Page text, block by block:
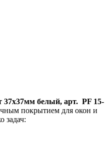
37х37мм белый, арт. PF 15-
покрытием для окон и
задач: